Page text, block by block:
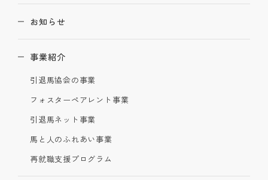
お知らせ
事業紹介
引退馬協会の事業
フォスターペアレント事業
引退馬ネット事業
馬と人のふれあい事業
再就職支援プログラム